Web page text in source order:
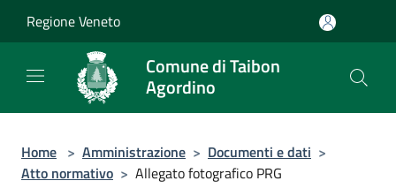
Regione Veneto
Comune di Taibon
Agordino
Home > Amministrazione > Documenti e dati >
Atto normativo > Allegato fotografico PRG